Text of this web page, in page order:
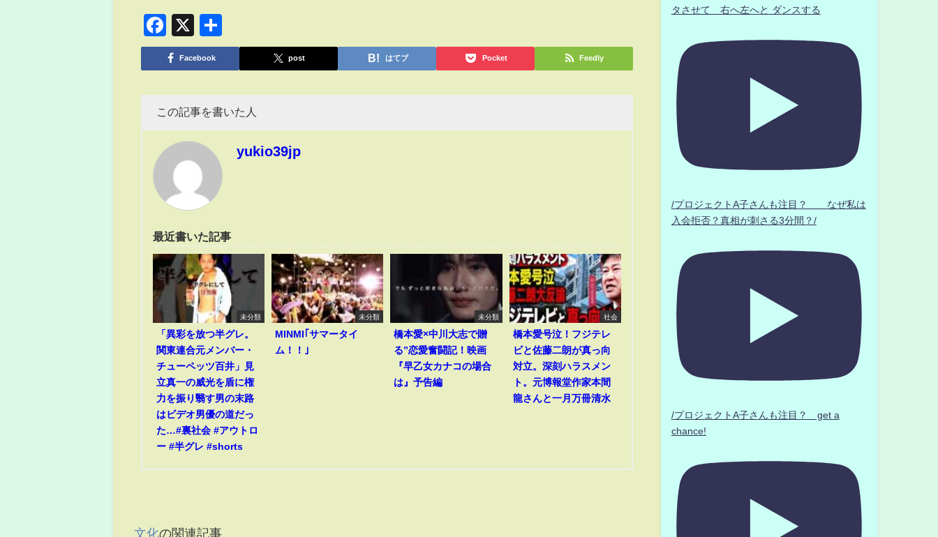
Facebook
X
有
Facebook post はてブ Pocket Feedly
この記事を書いた人
yukio39jp
最近書いた記事
未分類
「異彩を放つ半グレ。
関東連合元メンバー・
チューペッツ百井」見
立真一の威光を盾に権
力を振り翳す男の末路
はビデオ男優の道だっ
た…#裏社会 #アウトロ
ー #半グレ #shorts
未分類
MINMI｢サマータイ
ム！！｣
未分類
橋本愛×中川大志で贈
る”恋愛奮闘記！映画
『早乙女カナコの場合
は』予告編
社会
橋本愛号泣！フジテレ
ビと佐藤二朗が真っ向
対立。深刻ハラスメン
ト。元博報堂作家本間
龍さんと一月万冊清水
文化の関連記事
タさせて 右へ左へと ダンスする
/プロジェクトA子さんも注目？ なぜ私は
入会拒否？真相が刺さる3分間？/
/プロジェクトA子さんも注目？ get a
chance!